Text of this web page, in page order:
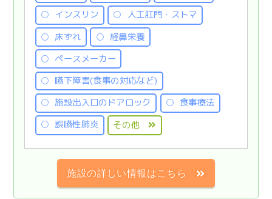
インスリン
人工肛門・ストマ
床ずれ
経鼻栄養
ペースメーカー
嚥下障害(食事の対応など)
施設出入口のドアロック
食事療法
誤嚥性肺炎
その他
施設の詳しい情報はこちら